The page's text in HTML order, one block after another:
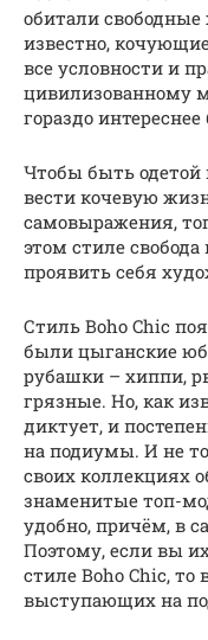
обитали
известно,
все условности и
цивилизованному
гораздо
Чтобы быть одетой
вести кочевую
самовыражения,
этом стиле
проявить себя
Стиль Boho Chic
были цыганские
рубашки – хиппи,
грязные. Но, как
диктует, и
на подиумы. И не
своих коллекциях
знаменитые топ-
удобно, причём, в
Поэтому, если вы
стиле Boho Chic, то
выступающих на